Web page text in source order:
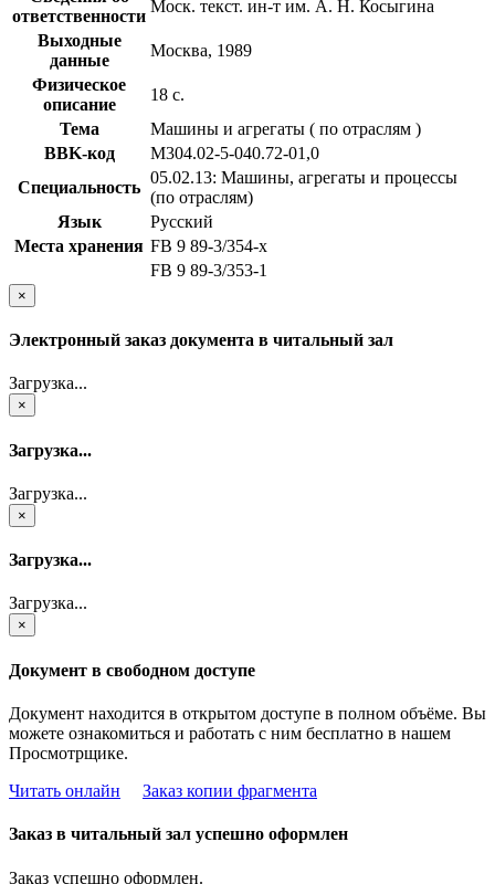
ответственности
Моск. текст. ин-т им. А. Н. Косыгина
Выходные
данные
Москва, 1989
Физическое
описание
18 с.
Тема
Машины и агрегаты ( по отраслям )
BBK-код
М304.02-5-040.72-01,0
Специальность
05.02.13: Машины, агрегаты и процессы
(по отраслям)
Язык
Русский
Места хранения FB 9 89-3/354-x
FB 9 89-3/353-1
×
Электронный заказ документа в читальный зал
Загрузка...
×
Загрузка...
Загрузка...
×
Загрузка...
Загрузка...
×
Документ в свободном доступе
Документ находится в открытом доступе в полном объёме. Вы
можете ознакомиться и работать с ним бесплатно в нашем
Просмотрщике.
Читать онлайн
Заказ копии фрагмента
Заказ в читальный зал успешно оформлен
Заказ успешно оформлен.